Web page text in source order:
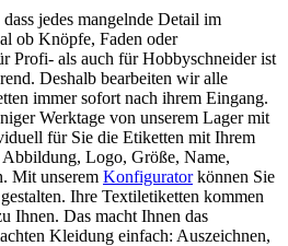
jedes mangelnde Detail im
ob Knöpfe, Faden oder
Profi- als auch für Hobbyschneider ist
Deshalb bearbeiten wir alle
immer sofort nach ihrem Eingang.
Werktage von unserem Lager mit
für Sie die Etiketten mit Ihrem
Logo, Größe, Name,
Mit unserem Konfiguratorkönnen Sie
Ihre Textiletiketten kommen
Ihnen. Das macht Ihnen das
Kleidung einfach: Auszeichnen,